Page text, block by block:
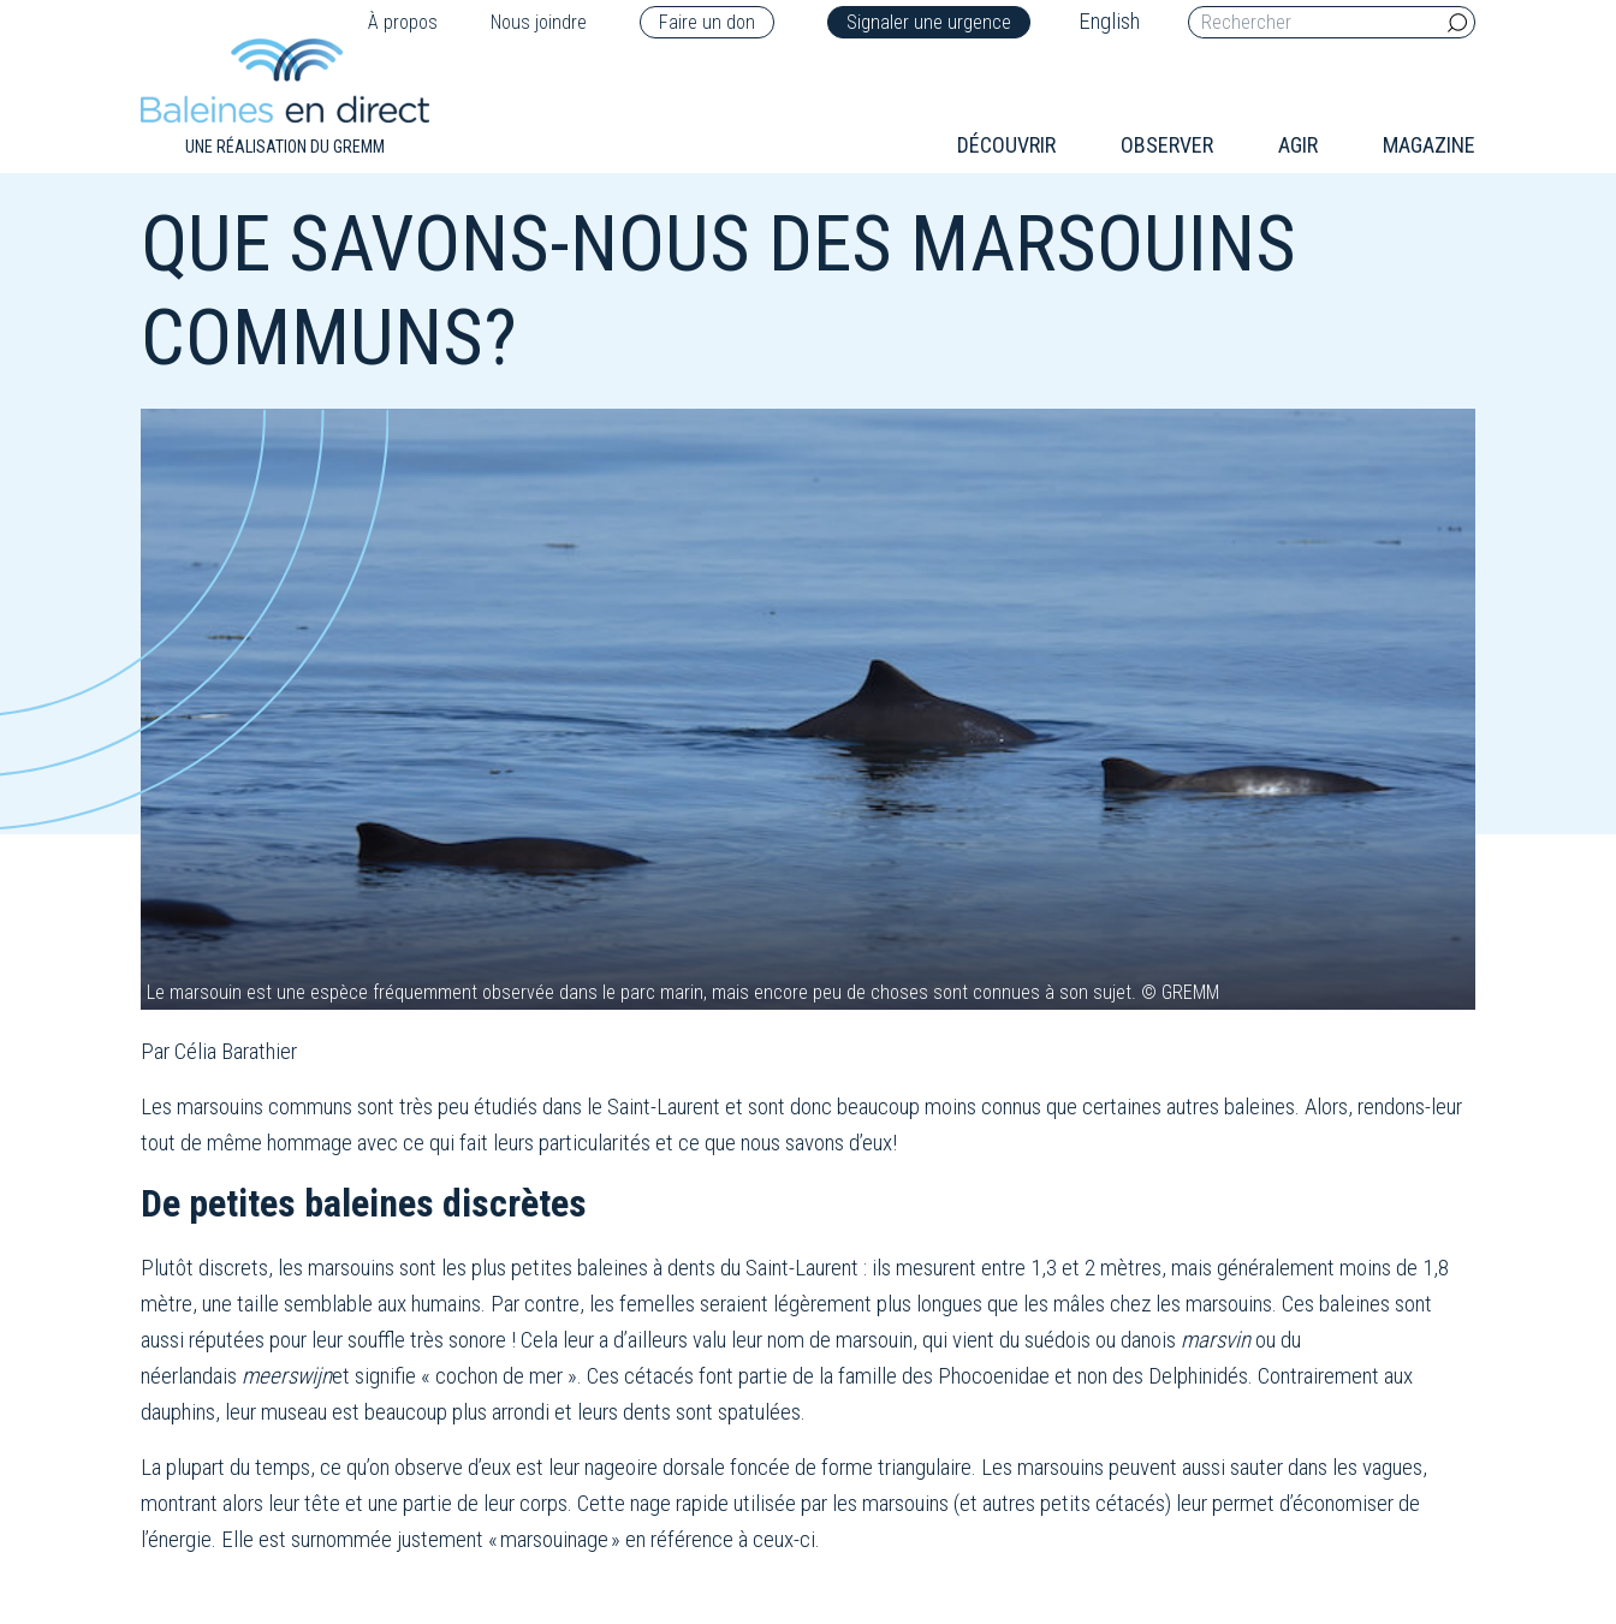
À propos Nous joindre Faire un don Signaler une urgence English
UNE RÉALISATION DU GREMM DÉCOUVRIR OBSERVER AGIR MAGAZINE
QUE SAVONS-NOUS DES MARSOUINS
COMMUNS?
Le marsouin est une espèce fréquemment observée dans le parc marin, mais encore peu de choses sont connues à son sujet. © GREMM
Par Célia Barathier
Les marsouins communs sont très peu étudiés dans le Saint-Laurent et sont donc beaucoup moins connus que certaines autres baleines. Alors, rendons-leur
tout de même hommage avec ce qui fait leurs particularités et ce que nous savons d’eux!
De petites baleines discrètes
Plutôt discrets, les marsouins sont les plus petites baleines à dents du Saint-Laurent : ils mesurent entre 1,3 et 2 mètres, mais généralement moins de 1,8
mètre, une taille semblable aux humains. Par contre, les femelles seraient légèrement plus longues que les mâles chez les marsouins. Ces baleines sont
aussi réputées pour leur souffle très sonore ! Cela leur a d’ailleurs valu leur nom de marsouin, qui vient du suédois ou danois marsvinou du
néerlandais meerswijnet signifie « cochon de mer ». Ces cétacés font partie de la famille des Phocoenidae et non des Delphinidés. Contrairement aux
dauphins, leur museau est beaucoup plus arrondi et leurs dents sont spatulées.
La plupart du temps, ce qu’on observe d’eux est leur nageoire dorsale foncée de forme triangulaire. Les marsouins peuvent aussi sauter dans les vagues,
montrant alors leur tête et une partie de leur corps. Cette nage rapide utilisée par les marsouins (et autres petits cétacés) leur permet d’économiser de
l’énergie. Elle est surnommée justement « marsouinage » en référence à ceux-ci.